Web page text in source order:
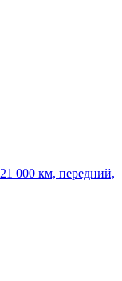
000 км, передний,